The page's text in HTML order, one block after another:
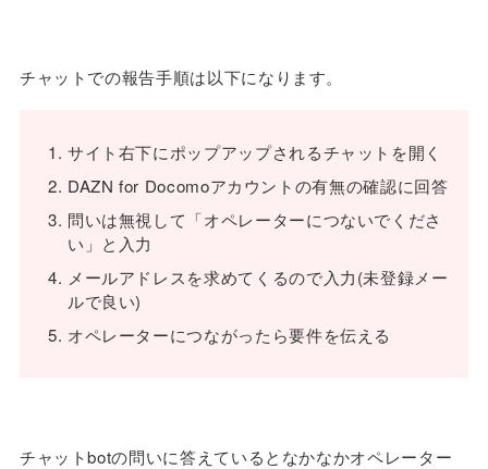
チャットでの報告手順は以下になります。
サイト右下にポップアップされるチャットを開く
DAZN for Docomoアカウントの有無の確認に回答
問いは無視して「オペレーターにつないでくださ
い」と入力
メールアドレスを求めてくるので入力(未登録メー
ルで良い)
オペレーターにつながったら要件を伝える
チャットbotの問いに答えているとなかなかオペレーター